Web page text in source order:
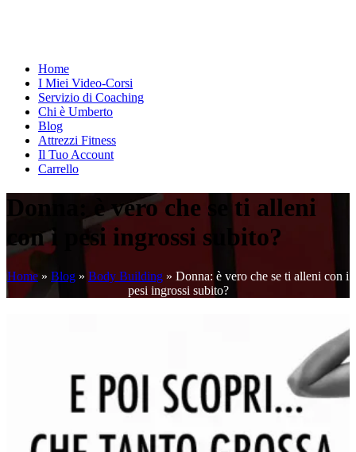
Home
I Miei Video-Corsi
Servizio di Coaching
Chi è Umberto
Blog
Attrezzi Fitness
Il Tuo Account
Carrello
Donna: è vero che se ti alleni
con i pesi ingrossi subito?
Home » Blog » Body Building » Donna: è vero che se ti alleni con i
pesi ingrossi subito?